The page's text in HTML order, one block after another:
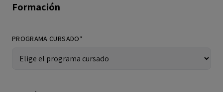
Formación
PROGRAMA CURSADO*